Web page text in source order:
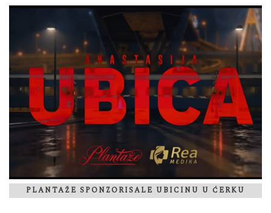
PLANTAŽE SPONZORISALE UBICINU U ĆERKU